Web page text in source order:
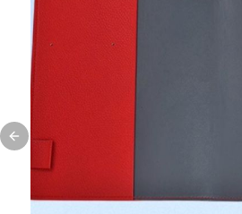
Previous slide